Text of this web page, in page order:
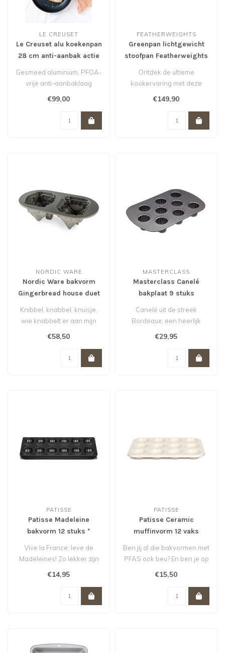
LE CREUSET
Le Creuset alu koekenpan
28 cm anti-aanbak actie
Gesmeed aluminium, PFOA-
vrije anti-aanbaklaag
€99,00
FEATHERWEIGHTS
Greenpan lichtgewicht
stoofpan Featherweights
antikleeflaag met deksel
Ontdek de ultieme
kookervaring met deze
€149,90
NORDIC WARE
Nordic Ware bakvorm
Gingerbread house duet
Knibbel, knabbel, knuisje,
wie knabbelt er aan mijn
huisje? Zeg nou zelf; wie k..
€58,50
MASTERCLASS
Masterclass Canelé
bakplaat 9 stuks
antikleef
Canelé uit de streek
Bordeaux; een heerlijk
Frans gebakje met vanille
€29,95
PATISSE
Patisse Madeleine
bakvorm 12 stuks *
Vive la France; leve de
Madeleines! Zo lekker zijn
€14,95
PATISSE
Patisse Ceramic
muffinvorm 12 vaks
Ben jij al die bakvormen met
PFAS ook beu? En ben je op
€15,50